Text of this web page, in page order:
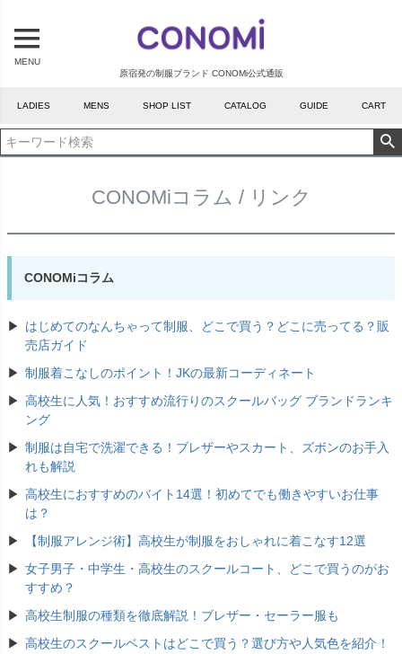
原宿発の制服ブランド CONOMi公式通販
MENU
LADIES MENS SHOP LIST CATALOG GUIDE CART
CONOMiコラム / リンク
CONOMiコラム
はじめてのなんちゃって制服、どこで買う？どこに売ってる？販
売店ガイド
制服着こなしのポイント！JKの最新コーディネート
高校生に人気！おすすめ流行りのスクールバッグ ブランドランキ
ング
制服は自宅で洗濯できる！ブレザーやスカート、ズボンのお手入
れも解説
高校生におすすめのバイト14選！初めてでも働きやすいお仕事
は？
【制服アレンジ術】高校生が制服をおしゃれに着こなす12選
女子男子・中学生・高校生のスクールコート、どこで買うのがお
すすめ？
高校生制服の種類を徹底解説！ブレザー・セーラー服も
高校生のスクールベストはどこで買う？選び方や人気色を紹介！